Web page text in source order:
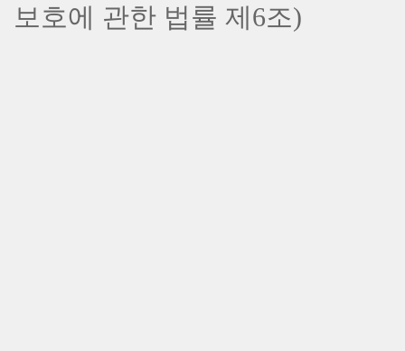
보호에 관한 법률 제6조)